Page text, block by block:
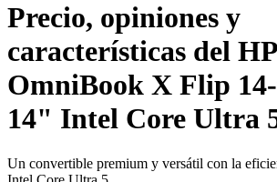
Precio, opiniones y
características del HP
OmniBook X Flip
14" Intel Core Ultra
Un convertible premium y versátil con la